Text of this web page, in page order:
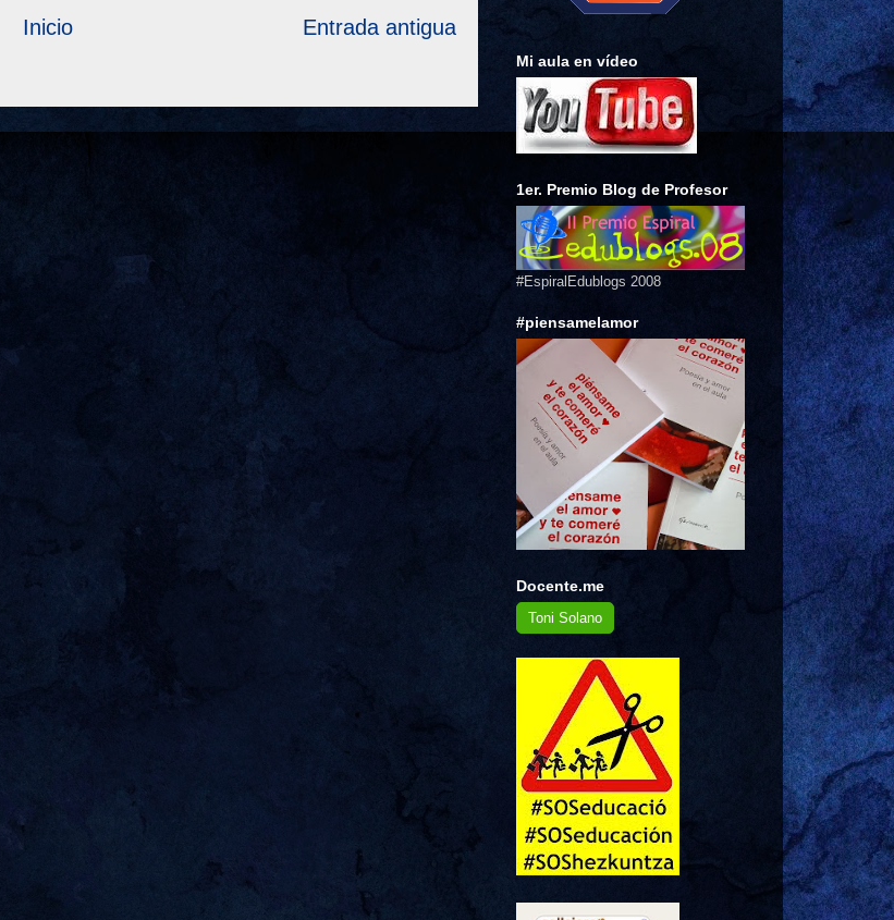
Entrada antigua
Inicio
Mi aula en vídeo
1er. Premio Blog de Profesor
#EspiralEdublogs 2008
#piensamelamor
Docente.me
Toni Solano